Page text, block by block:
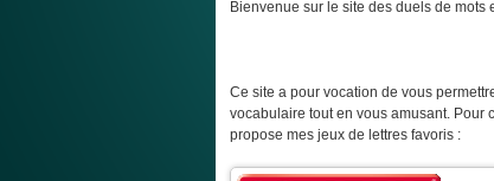
Bienvenue sur le site des duels de mots
Ce site a pour vocation de vous
vocabulaire tout en vous amusant. Pour
propose mes jeux de lettres favoris :